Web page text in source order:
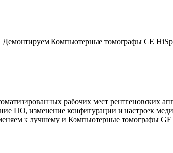
Компьютерные томографы GE
рабочих мест рентгеновских
ПО, изменение конфигурации и настроек
к лучшему и Компьютерные томографы GE